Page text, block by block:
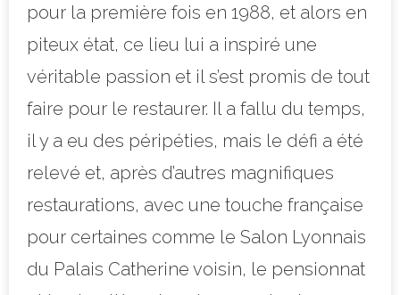
pour la première fois en 1988, et alors en
piteux état, ce lieu lui a inspiré une
véritable passion et il s’est promis de tout
faire pour le restaurer. Il a fallu du temps,
il y a eu des péripéties, mais le défi a été
relevé et, après d’autres magnifiques
restaurations, avec une touche française
pour certaines comme le Salon Lyonnais
du Palais Catherine voisin, le pensionnat